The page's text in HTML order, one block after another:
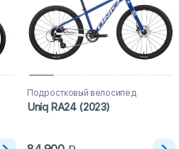
Подростковый велосипед
Uniq RA24 (2023)